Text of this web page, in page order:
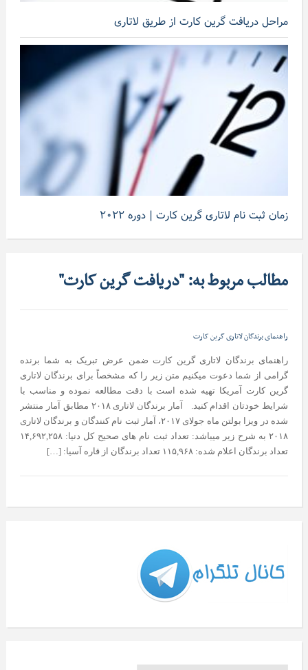
مراحل دریافت گرین کارت از طریق لاتاری
زمان ثبت نام لاتاری گرین کارت | دوره ۲۰۲۲
مطالب مربوط به: "دریافت گرین کارت"
راهنمای برندگان لاتاری گرین کارت
راهنمای برندگان لاتاری گرین کارت ضمن عرض تبریک به شما برنده
گرامی از شما دعوت میکنیم متن زیر را که مشخصاً برای برندگان لاتاری
گرین کارت آمریکا تهیه شده است با دقت مطالعه نموده و مناسب با
شرایط خودتان اقدام کنید. آمار برندگان لاتاری ۲۰۱۸ مطابق آمار منتشر
شده در ویزا بولتن ماه جولای ۲۰۱۷، آمار ثبت نام کنندگان و برندگان لاتاری
۲۰۱۸ به شرح زیر میباشد: تعداد ثبت نام های صحیح کل دنیا: ۱۴,۶۹۲,۲۵۸
تعداد برندگان اعلام شده: ۱۱۵,۹۶۸ تعداد برندگان از قاره آسیا: […]